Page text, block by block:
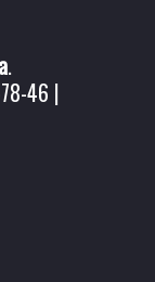
.
46 |